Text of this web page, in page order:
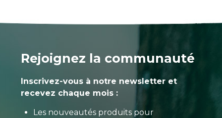
Rejoignez la communauté
Inscrivez-vous à notre newsletter et
recevez chaque mois :
Les nouveautés produits pour